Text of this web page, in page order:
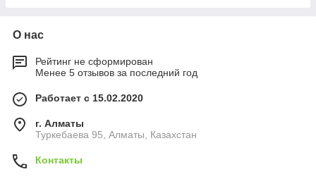
О нас
Рейтинг не сформирован
Менее 5 отзывов за последний год
Работает с 15.02.2020
г. Алматы
Туркебаева 95, Алматы, Казахстан
Контакты